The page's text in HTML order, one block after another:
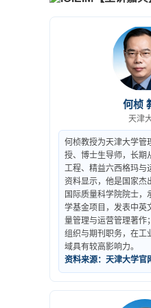
何桢
天津
何桢教授为天津大学管
授、博士生导师，长期
工程、精益六西格玛与
资料显示，他是国家杰
国际质量科学院院士，
学基金项目，发表中英
量管理与运营管理著作
组织与期刊职务，在工
域具有较高影响力。
资料来源：天津大学官